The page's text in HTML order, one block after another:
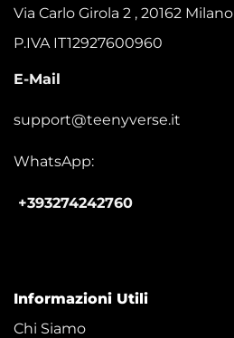
Via Carlo Girola 2 , 20162 Milano
P.IVA IT12927600960
E-Mail
support@teenyverse.it
WhatsApp:
+393274242760
Informazioni Utili
Chi Siamo